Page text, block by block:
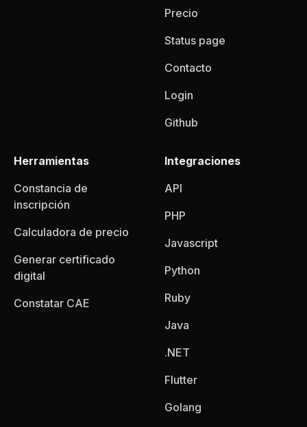
Precio
Status page
Contacto
Login
Github
Herramientas
Constancia de
inscripción
Calculadora de precio
Generar certificado
digital
Constatar CAE
Integraciones
API
PHP
Javascript
Python
Ruby
Java
.NET
Flutter
Golang